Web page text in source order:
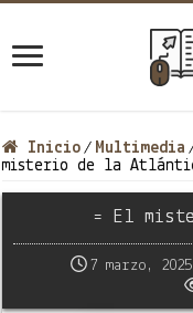
Inicio / Multimedia
misterio de la
= El
7 marzo, 2025